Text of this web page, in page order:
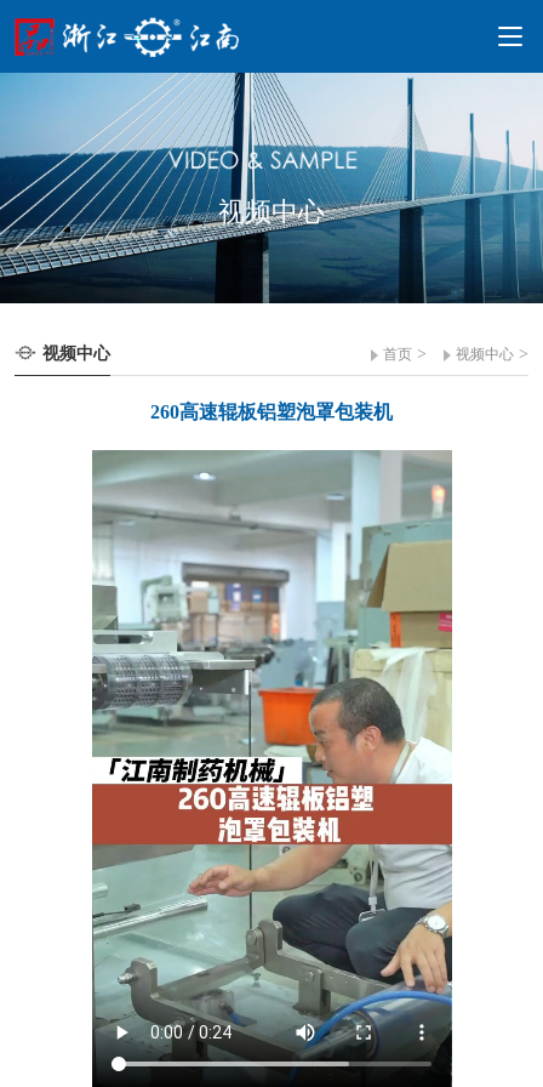
视频中心
视频中心 首页 > 视频中心 >
260高速辊板铝塑泡罩包装机